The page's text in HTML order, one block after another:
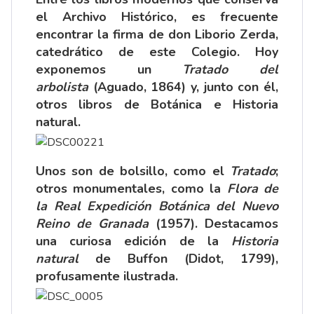
el Archivo Histórico, es frecuente
encontrar la firma de don Liborio Zerda,
catedrático de este Colegio. Hoy
exponemos un
Tratado del
arbolista(Aguado, 1864) y, junto con él,
otros libros de Botánica e Historia
natural.
Unos son de bolsillo, como el Tratado;
otros monumentales, como la Flora de
la Real Expedición Botánica del Nuevo
Reino de Granada(1957). Destacamos
una curiosa edición de la Historia
naturalde Buffon (Didot, 1799),
profusamente ilustrada.